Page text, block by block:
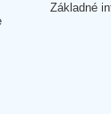
Základné